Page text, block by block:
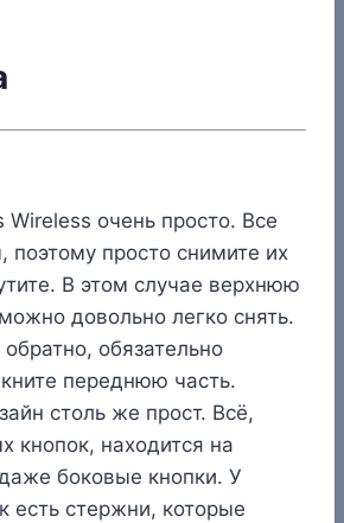
Wireless очень просто. Все
поэтому просто снимите их
В этом случае верхнюю
довольно легко снять.
обязательно
переднюю часть.
столь же прост. Всё,
кнопок, находится на
боковые кнопки. У
есть стержни, которые